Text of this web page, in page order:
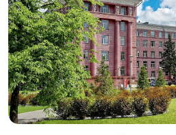
Hóa dược
Hóa dầu và công nghệ sinh học
Hóa học
Hóa học cơ bản và ứng dụng